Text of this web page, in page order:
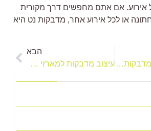
אם אתם מחפשים דרך מקורית
או לכל אירוע אחר, מדבקות נט היא
טיפים לבחירת מדבקות קיר לסלון
הבא
עיצוב מדבקות למארזי קוסמטיקה